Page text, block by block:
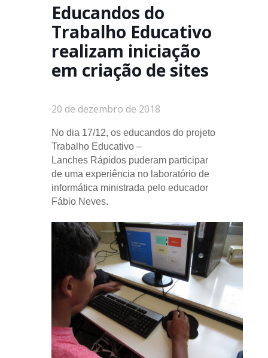
Educandos do
Trabalho Educativo
realizam iniciação
em criação de sites
20 de dezembro de 2018
No dia 17/12, os educandos do projeto
Trabalho Educativo –
Lanches Rápidos puderam participar
de uma experiência no laboratório de
informática ministrada pelo educador
Fábio Neves.